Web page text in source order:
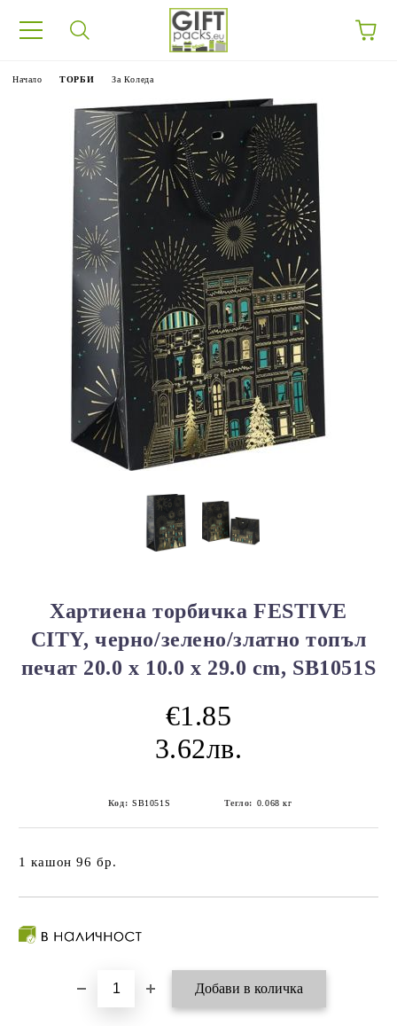
Начало ТОРБИ За Коледа
Хартиена торбичка FESTIVE
CITY, черно/зелено/златно топъл
печат 20.0 x 10.0 x 29.0 cm, SB1051S
€1.85
3.62лв.
Код: SB1051S Тегло: 0.068 кг
1 кашон 96 бр.